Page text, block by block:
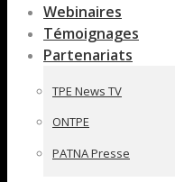
Webinaires
Témoignages
Partenariats
TPE News TV
ONTPE
PATNA Presse